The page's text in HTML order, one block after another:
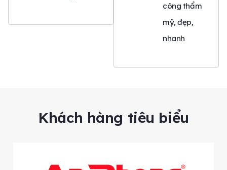
công thẩm
mỹ, đẹp,
nhanh
Khách hàng tiêu biểu